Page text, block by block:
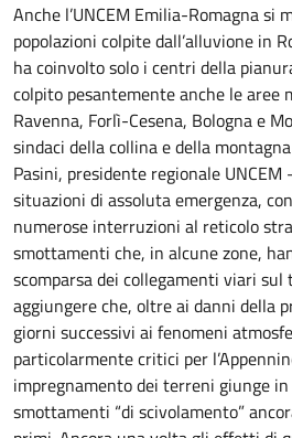
Anche l’UNCEM Emilia-Romagna si
popolazioni colpite dall’alluvione in
ha coinvolto solo i centri della
colpito pesantemente anche le aree
Ravenna, Forlì-Cesena, Bologna e
sindaci della collina e della
Pasini, presidente regionale
situazioni di assoluta emergenza,
numerose interruzioni al reticolo
smottamenti che, in alcune zone,
scomparsa dei collegamenti viari
aggiungere che, oltre ai danni della
giorni successivi ai fenomeni
particolarmente critici per
impregnamento dei terreni giunge
smottamenti “di scivolamento”